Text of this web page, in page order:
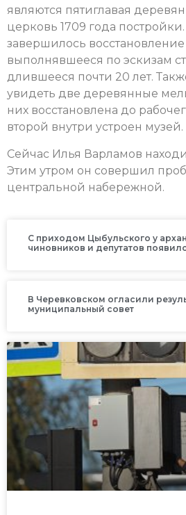
являются пятиглавая
церковь 1709 года
завершилось восстановление
выполнявшееся по эскизам
длившееся почти 20 лет.
увидеть две деревянные
них восстановлена до
второй внутри устроен музей.
Сейчас Илья Варламов
Этим утром он совершил
центральной набережной.
С приходом Цыбульского у
чиновников и депутатов
В Черевковском огласили
муниципальный совет